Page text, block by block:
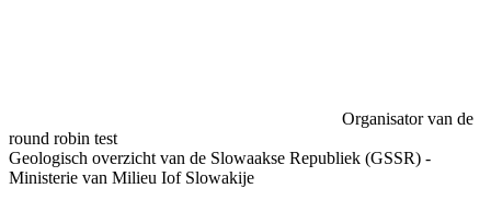
Organisator van de
round robin test
Geologisch overzicht van de Slowaakse Republiek (GSSR) -
Ministerie van Milieu Iof Slowakije